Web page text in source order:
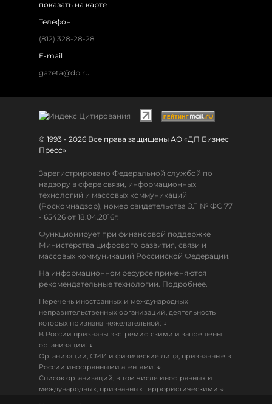
показать на карте
Телефон
(812) 328-28-28
E-mail
gazeta@dp.ru
© 1993 - 2026 Все права защищены АО «ДП Бизнес
Пресс»
Зарегистрировано Федеральной службой по
надзору в сфере связи, информационных
технологий и массовых коммуникаций
(Роскомнадзор), номер свидетельства ЭЛ № ФС 77
- 65426 от 18.04.2016г.
Функционирует при финансовой поддержке
Министерства цифрового развития, связи и
массовых коммуникаций Российской Федерации.
На информационном ресурсе применяются
рекомендательные технологии. Подробнее.
Перечень иностранных и международных
неправительственных организаций, деятельность
которых признана нежелательной: ↓
В России признаны экстремистскими и запрещены
организации: ↓
Организации, СМИ и физические лица, признанные в
России иностранными агентами: ↓
Список организаций, в том числе иностранных и
международных, признанных террористическими ↓